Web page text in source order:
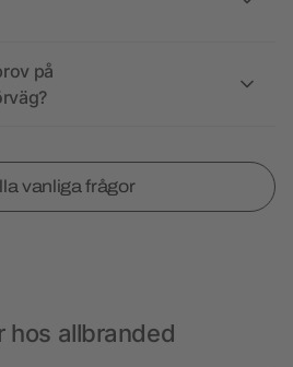
på
vanliga frågor
hos allbranded